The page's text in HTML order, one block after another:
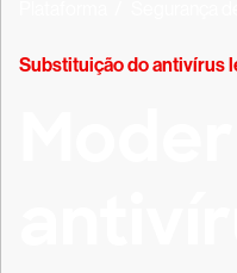
Substituição do antivírus